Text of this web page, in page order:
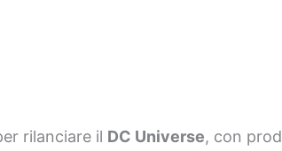
rilanciare il DC Universe, con